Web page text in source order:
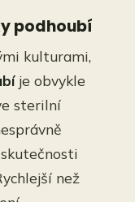
podhoubí
kulturami,
je obvykle
sterilní
než